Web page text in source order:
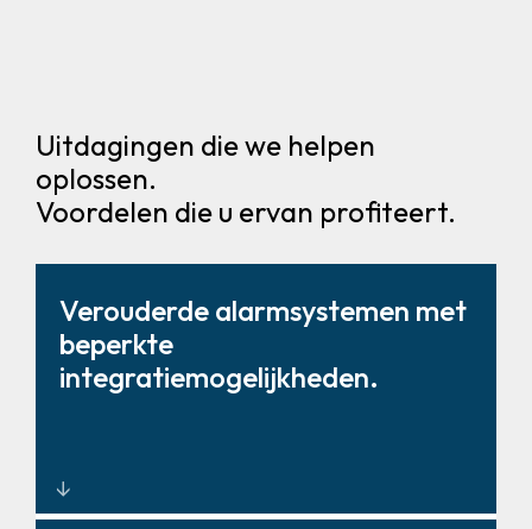
Uitdagingen die we helpen
oplossen.
Voordelen die u ervan profiteert.
Verouderde alarmsystemen met
beperkte
integratiemogelijkheden.